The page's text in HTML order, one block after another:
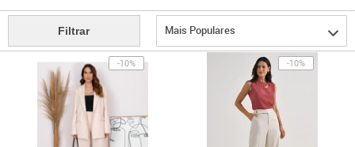
Filtrar Mais Populares
-10% -10%